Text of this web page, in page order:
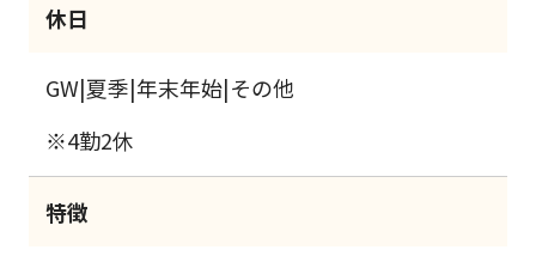
休日
GW|夏季|年末年始|その他
※4勤2休
特徴